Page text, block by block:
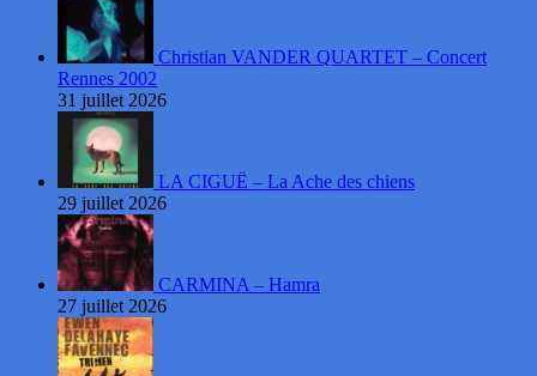
Christian VANDER QUARTET – Concert
Rennes 2002
31 juillet 2026
LA CIGUË – La Ache des chiens
29 juillet 2026
CARMINA – Hamra
27 juillet 2026